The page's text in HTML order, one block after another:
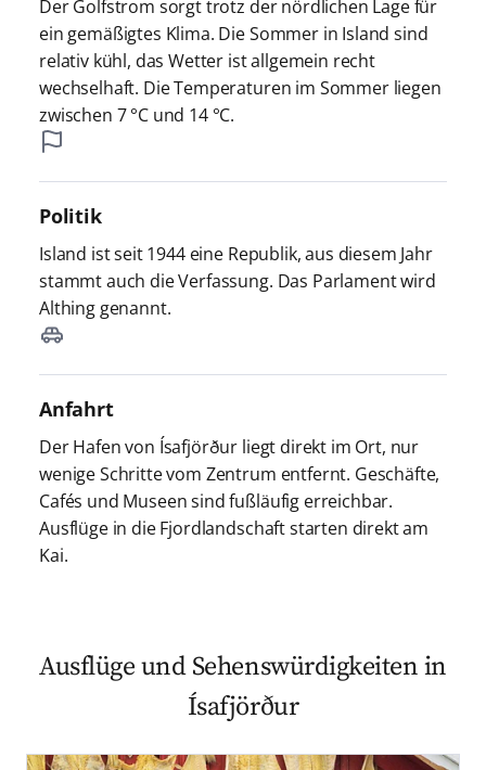
Der Golfstrom sorgt trotz der nördlichen Lage für
ein gemäßigtes Klima. Die Sommer in Island sind
relativ kühl, das Wetter ist allgemein recht
wechselhaft. Die Temperaturen im Sommer liegen
zwischen 7 °C und 14 °C.
Politik
Island ist seit 1944 eine Republik, aus diesem Jahr
stammt auch die Verfassung. Das Parlament wird
Althing genannt.
Anfahrt
Der Hafen von Ísafjörður liegt direkt im Ort, nur
wenige Schritte vom Zentrum entfernt. Geschäfte,
Cafés und Museen sind fußläufig erreichbar.
Ausflüge in die Fjordlandschaft starten direkt am
Kai.
Ausflüge und Sehenswürdigkeiten in
Ísafjörður